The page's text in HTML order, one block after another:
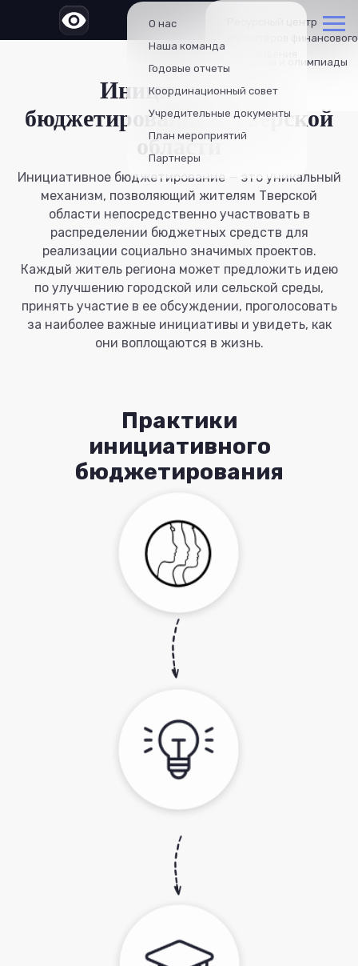
Конкурсы и олимпиады
Проекты
Ресурсный центр
волонтёров финансового
План мероприятий
Партнеры
Учредительные документы
Координационный совет
Годовые отчеты
Наша команда
О нас
Инициативное
бюджетирование в Тверской
области
Инициативное бюджетирование — это уникальный
механизм, позволяющий жителям Тверской
области непосредственно участвовать в
распределении бюджетных средств для
реализации социально значимых проектов.
Каждый житель региона может предложить идею
по улучшению городской или сельской среды,
принять участие в ее обсуждении, проголосовать
за наиболее важные инициативы и увидеть, как
они воплощаются в жизнь.
Практики
инициативного
бюджетирования